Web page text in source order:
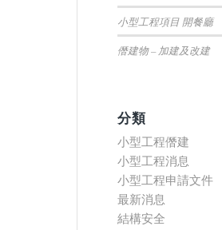
小型工程項目 開餐廳
僭建物 – 加建及改建
分類
小型工程僭建
小型工程消息
小型工程申請文件
最新消息
結構安全